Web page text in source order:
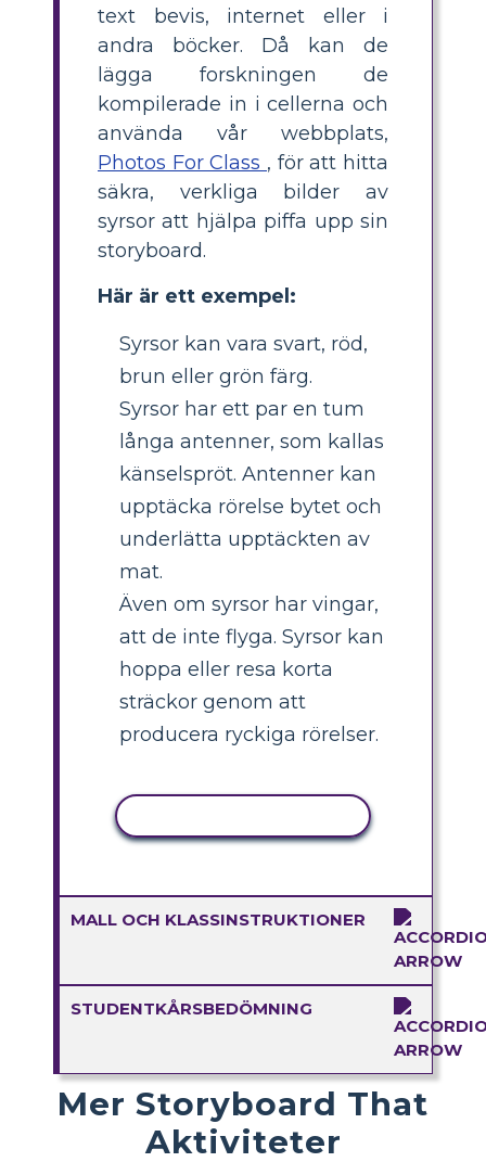
text bevis, internet eller i
andra böcker. Då kan de
lägga forskningen de
kompilerade in i cellerna och
använda vår webbplats,
Photos For Class , för att hitta
säkra, verkliga bilder av
syrsor att hjälpa piffa upp sin
storyboard.
Här är ett exempel:
Syrsor kan vara svart, röd,
brun eller grön färg.
Syrsor har ett par en tum
långa antenner, som kallas
känselspröt. Antenner kan
upptäcka rörelse bytet och
underlätta upptäckten av
mat.
Även om syrsor har vingar,
att de inte flyga. Syrsor kan
hoppa eller resa korta
sträckor genom att
producera ryckiga rörelser.
MALL OCH KLASSINSTRUKTIONER
STUDENTKÅRSBEDÖMNING
Mer Storyboard That
Aktiviteter